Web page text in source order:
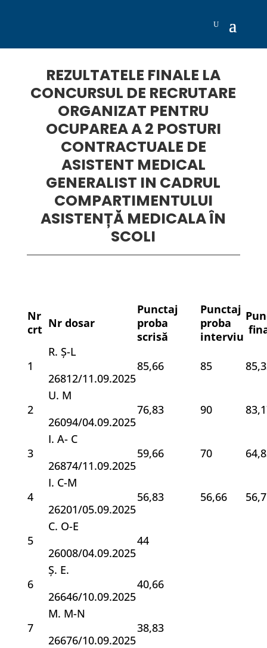
REZULTATELE FINALE LA
CONCURSUL DE RECRUTARE
ORGANIZAT PENTRU
OCUPAREA A 2 POSTURI
CONTRACTUALE DE
ASISTENT MEDICAL
GENERALIST IN CADRUL
COMPARTIMENTULUI
ASISTENȚĂ MEDICALA ÎN
SCOLI
Nr
crt Nr dosar
Punctaj
proba
scrisă
Punctaj
proba
interviu
1
R. Ș-L
26812/11.09.2025
85,66 85
2
U. M
26094/04.09.2025
76,83 90
3
I. A- C
26874/11.09.2025
59,66 70
4
I. C-M
26201/05.09.2025
56,83 56,66
5
C. O-E
26008/04.09.2025
44
6
Ș. E.
26646/10.09.2025
40,66
7
M. M-N
26676/10.09.2025
38,83